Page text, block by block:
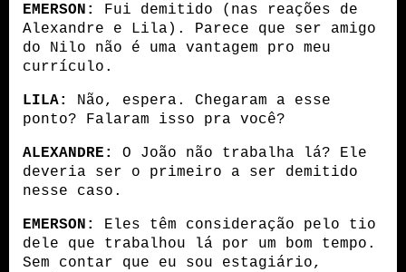
EMERSON:
Fui demitido (nas reações de
Alexandre e Lila). Parece que ser amigo
do Nilo não é uma vantagem pro meu
currículo.
LILA:
Não, espera. Chegaram a esse
ponto? Falaram isso pra você?
ALEXANDRE:
O João não trabalha lá? Ele
deveria ser o primeiro a ser demitido
nesse caso.
EMERSON:
Eles têm consideração pelo tio
dele que trabalhou lá por um bom tempo.
Sem contar que eu sou estagiário,